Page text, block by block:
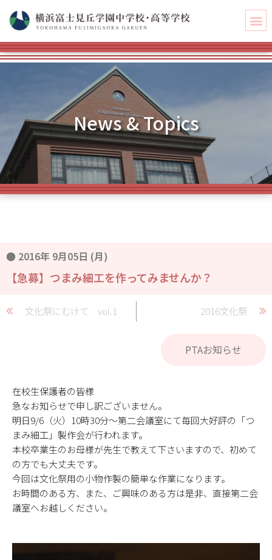
News & Topics
● 2016年 9月05日 (月)
【急募】つまみ細工を作ってみませんか？
文化祭にむけて vol.1 2016文化祭
PTAお知らせ
在校生保護者の皆様
急なお知らせで申し訳ございません。
明日9/6（火）10時30分～第二会議室にて毎回大好評の「つ
まみ細工」製作会が行われます。
本校卒業生のお母様が先生で教えて下さいますので、初めて
の方でも大丈夫です。
今回は文化祭用の小物作製の簡単な作業になります。
お時間のある方、また、ご興味のある方は是非、直接第二会
議室へお越しください。